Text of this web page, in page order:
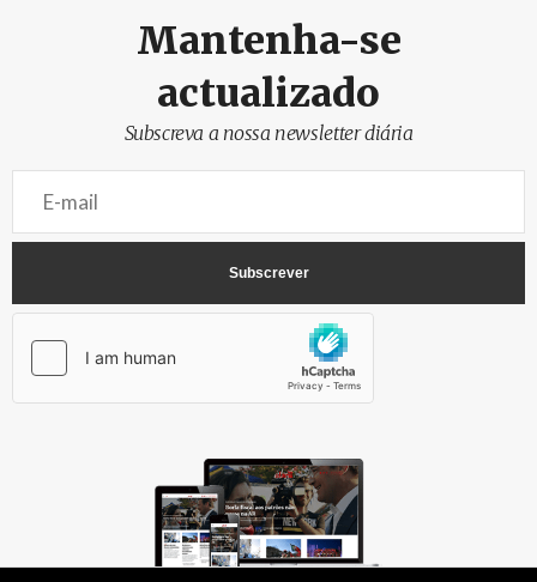
Mantenha-se
actualizado
Subscreva a nossa newsletter diária